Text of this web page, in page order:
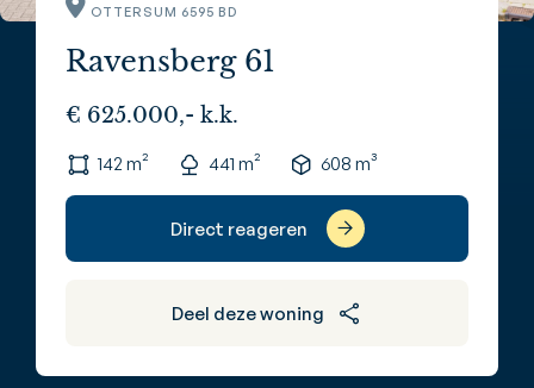
OTTERSUM 6595 BD
Ravensberg 61
€ 625.000,- k.k.
142 m² 441 m² 608 m³
Direct reageren
Deel deze woning